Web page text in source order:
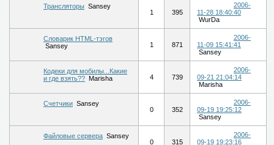
Трансляторы Sansey
1
395
2006-
11-28 18:40:40
WurDa
Словарик HTML-тэгов
Sansey
1 871
2006-
11-09 15:41:41
Sansey
Кодеки для мобилы...Какие
и где взять?? Marisha 4 739
2006-
09-21 21:04:14
Marisha
Счетчики Sansey
0
352
2006-
09-19 19:25:12
Sansey
Файловые сервера Sansey
0
315
2006-
09-19 19:23:16